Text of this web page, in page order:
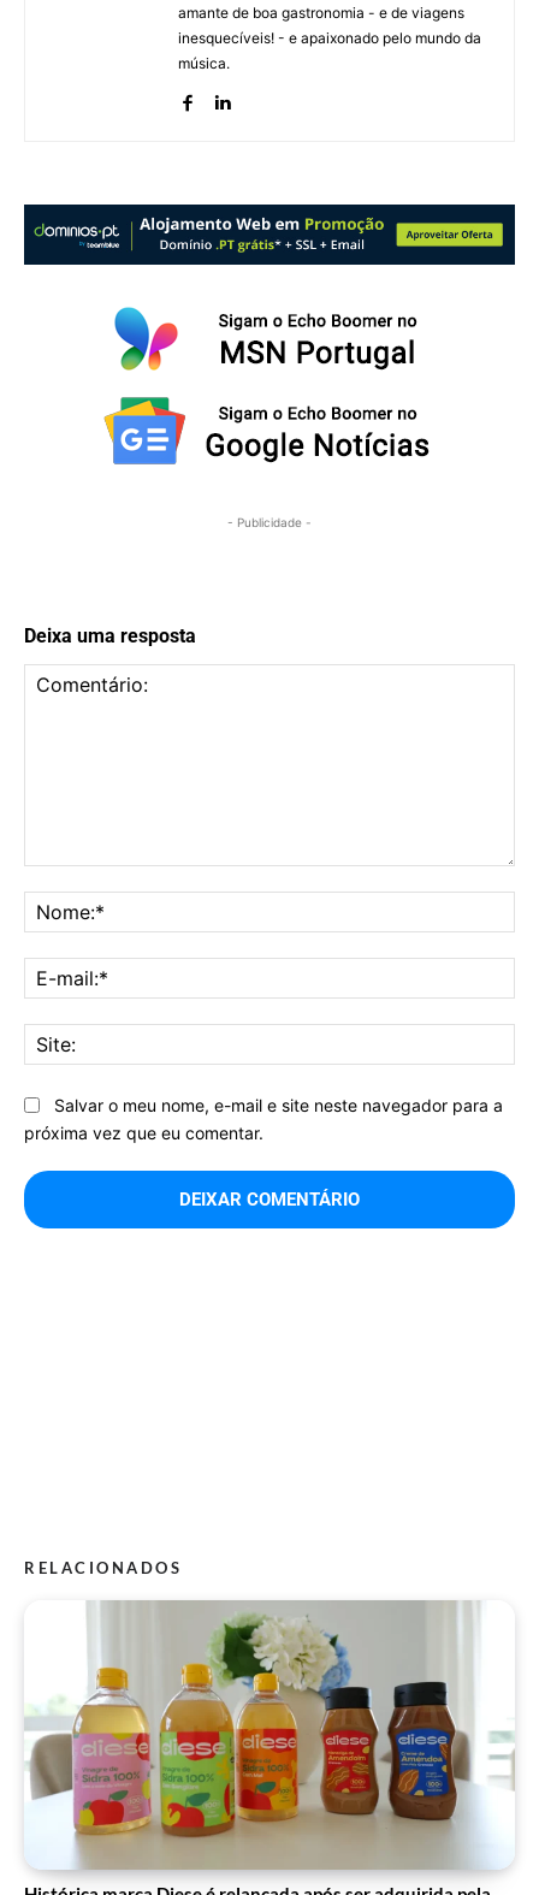
amante de boa gastronomia - e de viagens
inesquecíveis! - e apaixonado pelo mundo da
música.
- Publicidade -
Deixa uma resposta
Salvar o meu nome, e-mail e site neste navegador para a
próxima vez que eu comentar.
RELACIONADOS